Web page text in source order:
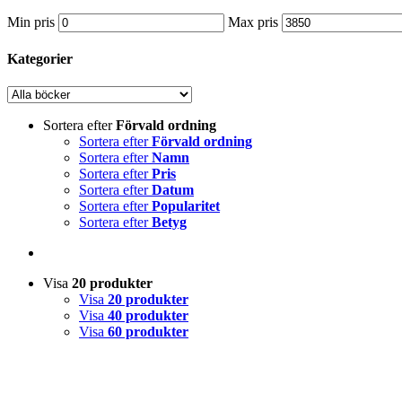
Min pris Max pris
Kategorier
Sortera efterFörvald ordning
Sortera efterFörvald ordning
Sortera efterNamn
Sortera efterPris
Sortera efterDatum
Sortera efterPopularitet
Sortera efterBetyg
Visa 20 produkter
Visa 20 produkter
Visa 40 produkter
Visa 60 produkter